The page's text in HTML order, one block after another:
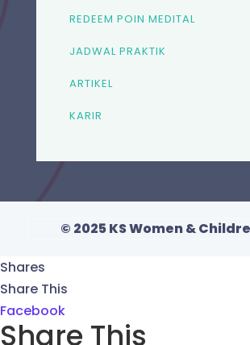
REDEEM POIN MEDITAL
JADWAL PRAKTIK
ARTIKEL
KARIR
© 2025 KS Women &
Shares
Share This
Facebook
Share This